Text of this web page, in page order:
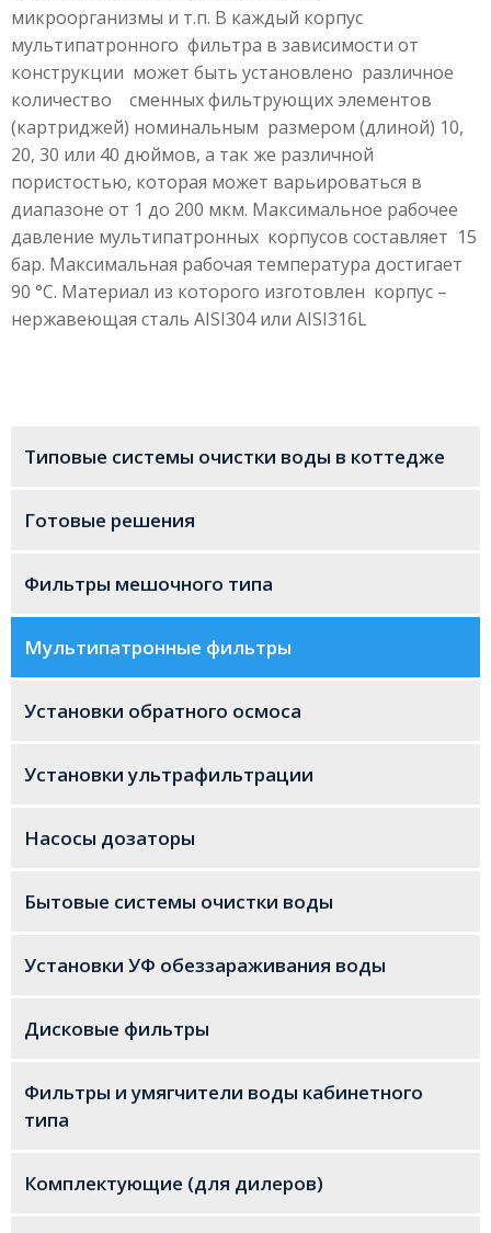
микроорганизмы и т.п. В каждый корпус
мультипатронного фильтра в зависимости от
конструкции может быть установлено различное
количество сменных фильтрующих элементов
(картриджей) номинальным размером (длиной) 10,
20, 30 или 40 дюймов, а так же различной
пористостью, которая может варьироваться в
диапазоне от 1 до 200 мкм. Максимальное рабочее
давление мультипатронных корпусов составляет 15
бар. Максимальная рабочая температура достигает
90 °С. Материал из которого изготовлен корпус –
нержавеющая сталь AISI304 или AISI316L
Типовые системы очистки воды в коттедже
Готовые решения
Фильтры мешочного типа
Мультипатронные фильтры
Установки обратного осмоса
Установки ультрафильтрации
Насосы дозаторы
Бытовые системы очистки воды
Установки УФ обеззараживания воды
Дисковые фильтры
Фильтры и умягчители воды кабинетного
типа
Комплектующие (для дилеров)